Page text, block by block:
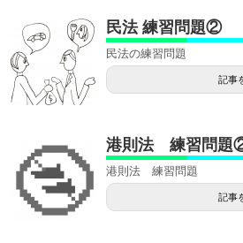
民法 練習問題②
民法の練習問題
記事
港則法 練習問題
港則法 練習問題
記事